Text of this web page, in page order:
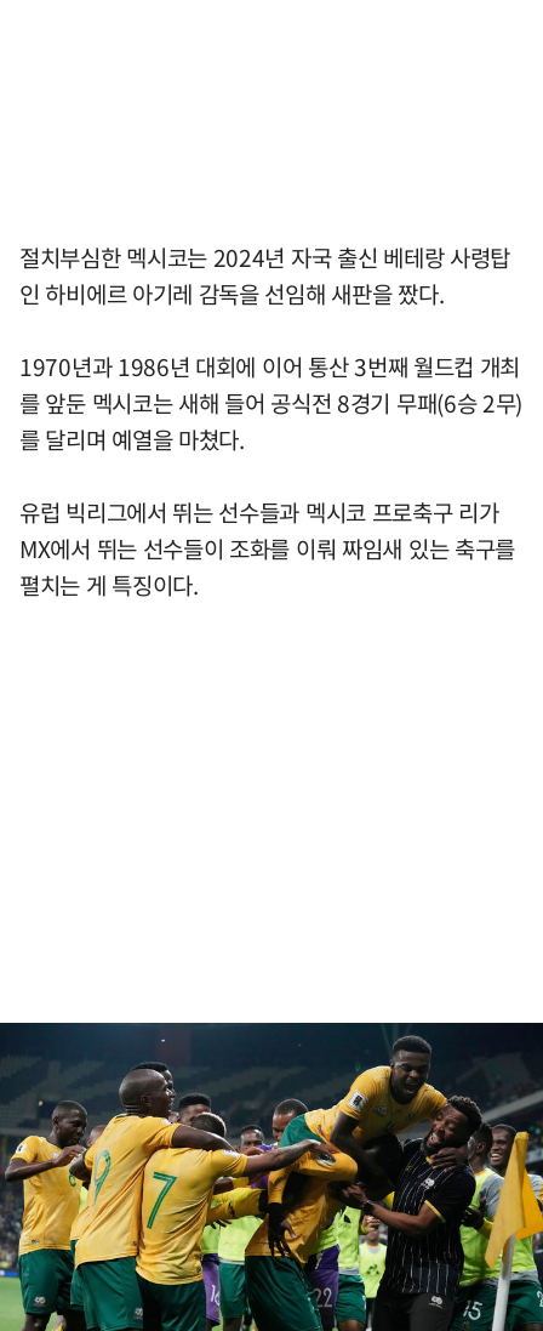
절치부심한 멕시코는 2024년 자국 출신 베테랑 사령탑
인 하비에르 아기레 감독을 선임해 새판을 짰다.
1970년과 1986년 대회에 이어 통산 3번째 월드컵 개최
를 앞둔 멕시코는 새해 들어 공식전 8경기 무패(6승 2무)
를 달리며 예열을 마쳤다.
유럽 빅리그에서 뛰는 선수들과 멕시코 프로축구 리가
MX에서 뛰는 선수들이 조화를 이뤄 짜임새 있는 축구를
펼치는 게 특징이다.